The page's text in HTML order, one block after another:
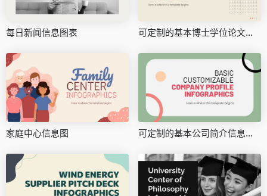
每日新闻信息图表 可定制的基本博士学位论文信息图
家庭中心信息图 可定制的基本公司简介信息图形